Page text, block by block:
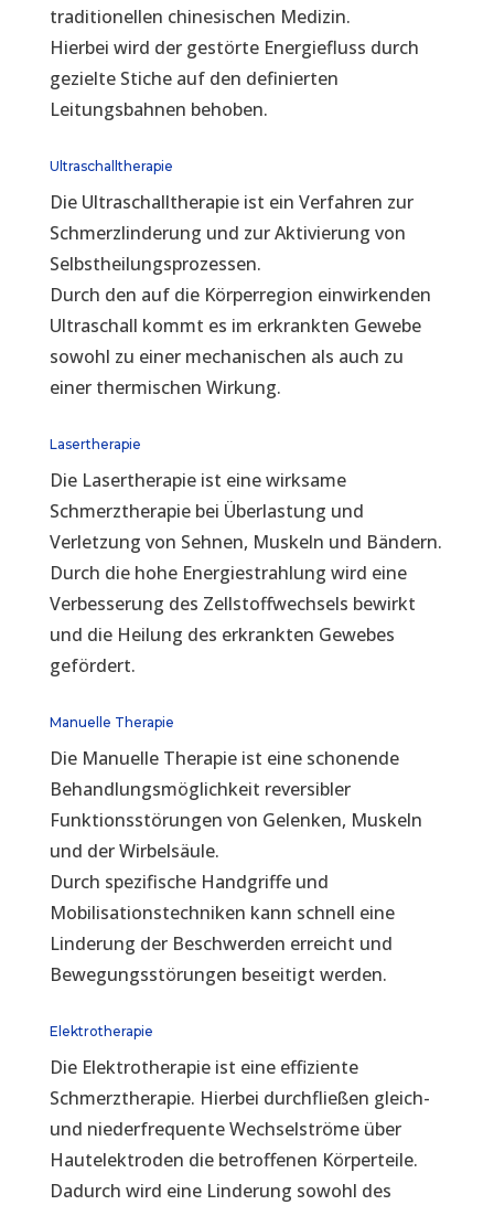
traditionellen chinesischen Medizin.
Hierbei wird der gestörte Energiefluss durch
gezielte Stiche auf den definierten
Leitungsbahnen behoben.
Ultraschalltherapie
Die Ultraschalltherapie ist ein Verfahren zur
Schmerzlinderung und zur Aktivierung von
Selbstheilungsprozessen.
Durch den auf die Körperregion einwirkenden
Ultraschall kommt es im erkrankten Gewebe
sowohl zu einer mechanischen als auch zu
einer thermischen Wirkung.
Lasertherapie
Die Lasertherapie ist eine wirksame
Schmerztherapie bei Überlastung und
Verletzung von Sehnen, Muskeln und Bändern.
Durch die hohe Energiestrahlung wird eine
Verbesserung des Zellstoffwechsels bewirkt
und die Heilung des erkrankten Gewebes
gefördert.
Manuelle Therapie
Die Manuelle Therapie ist eine schonende
Behandlungsmöglichkeit reversibler
Funktionsstörungen von Gelenken, Muskeln
und der Wirbelsäule.
Durch spezifische Handgriffe und
Mobilisationstechniken kann schnell eine
Linderung der Beschwerden erreicht und
Bewegungsstörungen beseitigt werden.
Elektrotherapie
Die Elektrotherapie ist eine effiziente
Schmerztherapie. Hierbei durchfließen gleich-
und niederfrequente Wechselströme über
Hautelektroden die betroffenen Körperteile.
Dadurch wird eine Linderung sowohl des